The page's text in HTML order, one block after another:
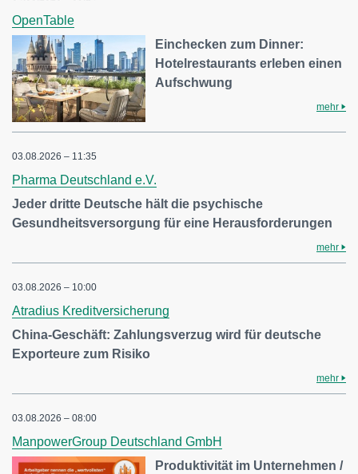
OpenTable
Einchecken zum Dinner:
Hotelrestaurants erleben einen
Aufschwung
mehr
03.08.2026 – 11:35
Pharma Deutschland e.V.
Jeder dritte Deutsche hält die psychische
Gesundheitsversorgung für eine Herausforderungen
mehr
03.08.2026 – 10:00
Atradius Kreditversicherung
China-Geschäft: Zahlungsverzug wird für deutsche
Exporteure zum Risiko
mehr
03.08.2026 – 08:00
ManpowerGroup Deutschland GmbH
Produktivität im Unternehmen /